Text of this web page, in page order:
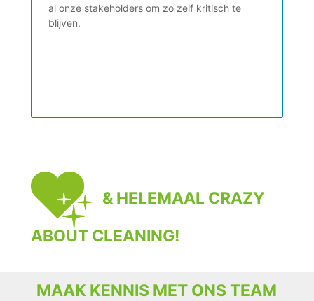
al onze stakeholders om zo zelf kritisch te
blijven.
& HELEMAAL CRAZY
ABOUT CLEANING!
MAAK KENNIS MET ONS TEAM